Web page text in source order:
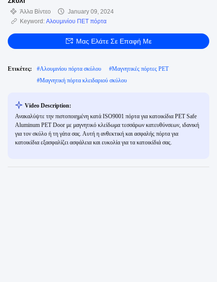
Άλλα Βίντεο
January 09, 2024
Keyword: Αλουμινίου ΠΕΤ πόρτα
Μας Ελάτε Σε Επαφή Με
Ετικέτες: #Αλουμινίου πόρτα σκύλου #Μαγνητικές πόρτες PET
#Μαγνητική πόρτα κλειδαριού σκύλου
Video Description:
Ανακαλύψτε την πιστοποιημένη κατά ISO9001 πόρτα για κατοικίδια PET Safe
Aluminum PET Door με μαγνητικό κλείδωμα τεσσάρων κατευθύνσεων, ιδανική
για τον σκύλο ή τη γάτα σας. Αυτή η ανθεκτική και ασφαλής πόρτα για
κατοικίδια εξασφαλίζει ασφάλεια και ευκολία για τα κατοικίδιά σας.